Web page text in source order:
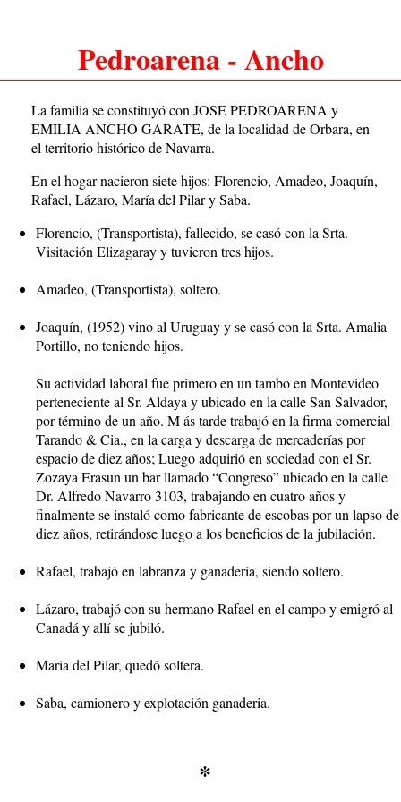
Pedroarena - Ancho
La familia se constituyó con JOSE PEDROARENA y
EMILIA ANCHO GARATE, de la localidad de Orbara, en
el territorio histórico de Navarra.
En el hogar nacieron siete hijos: Florencio, Amadeo, Joaquín,
Rafael, Lázaro, María del Pilar y Saba.
Florencio, (Transportista), fallecido, se casó con la Srta.
Visitación Elizagaray y tuvieron tres hijos.
Amadeo, (Transportista), soltero.
Joaquín, (1952) vino al Uruguay y se casó con la Srta. Amalia
Portillo, no teniendo hijos.
Su actividad laboral fue primero en un tambo en Montevideo
perteneciente al Sr. Aldaya y ubicado en la calle San Salvador,
por término de un año. M ás tarde trabajó en la firma comercial
Tarando & Cia., en la carga y descarga de mercaderías por
espacio de diez años; Luego adquirió en sociedad con el Sr.
Zozaya Erasun un bar llamado “Congreso” ubicado en la calle
Dr. Alfredo Navarro 3103, trabajando en cuatro años y
finalmente se instaló como fabricante de escobas por un lapso de
diez años, retirándose luego a los beneficios de la jubilación.
Rafael, trabajó en labranza y ganadería, siendo soltero.
Lázaro, trabajó con su hermano Rafael en el campo y emigró al
Canadá y allí se jubiló.
Maria del Pilar, quedó soltera.
Saba, camionero y explotación ganaderia.
*